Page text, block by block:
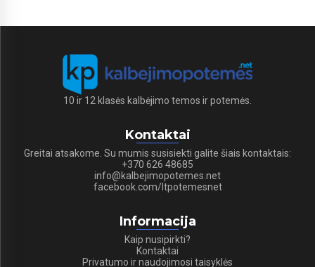
10 ir 12 klasės kalbėjimo temos ir potemės.
Kontaktai
Greitai atsakome. Su mumis susisiekti galite šiais kontaktais:
+370 626 48685
info@kalbejimopotemes.net
facebook.com/ltpotemesnet
Informacija
Kaip nusipirkti?
Kontaktai
Privatumo ir naudojimosi taisyklės